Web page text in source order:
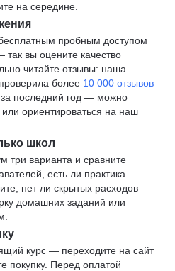
на середине.
пробным доступом
вы оцените качество
читайте отзывы: наша
более 10 000 отзывов
за последний год — можно
или ориентироваться на наш
школ
три варианта и сравните
есть ли практика
нет ли скрытых расходов —
домашних заданий или
курс — переходите на сайт
покупку. Перед оплатой